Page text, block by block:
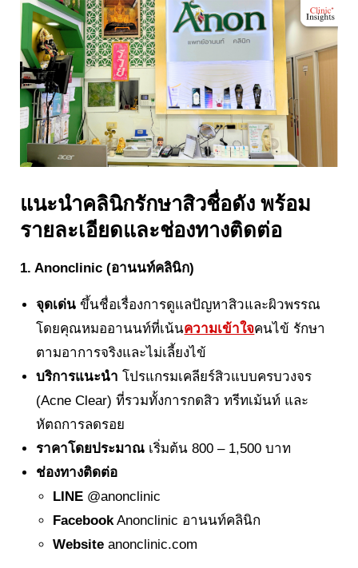
แนะนำคลินิกรักษาสิวชื่อดัง พร้อม
รายละเอียดและช่องทางติดต่อ
1. Anonclinic (อานนท์คลินิก)
จุดเด่น ขึ้นชื่อเรื่องการดูแลปัญหาสิวและผิวพรรณ
โดยคุณหมออานนท์ที่เน้นความเข้าใจคนไข้ รักษา
ตามอาการจริงและไม่เลี้ยงไข้
บริการแนะนำ โปรแกรมเคลียร์สิวแบบครบวงจร
(Acne Clear) ที่รวมทั้งการกดสิว ทรีทเม้นท์ และ
หัตถการลดรอย
ราคาโดยประมาณ เริ่มต้น 800 – 1,500 บาท
ช่องทางติดต่อ
LINE@anonclinic
FacebookAnonclinic อานนท์คลินิก
Websiteanonclinic.com